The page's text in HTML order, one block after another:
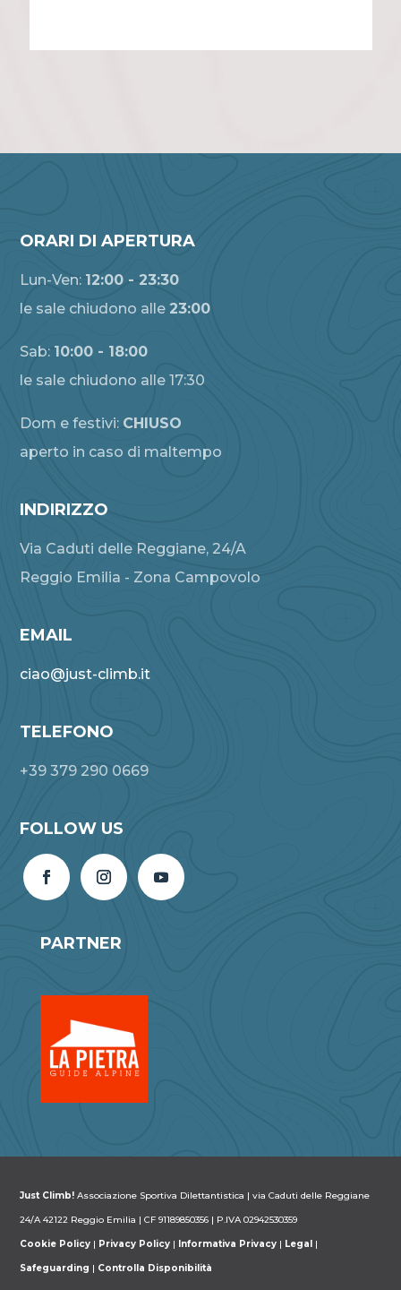
ORARI DI APERTURA
Lun-Ven: 12:00 - 23:30
le sale chiudono alle 23:00
Sab: 10:00 - 18:00
le sale chiudono alle 17:30
Dom e festivi: CHIUSO
aperto in caso di maltempo
INDIRIZZO
Via Caduti delle Reggiane, 24/A
Reggio Emilia - Zona Campovolo
EMAIL
ciao@just-climb.it
TELEFONO
+39 379 290 0669
FOLLOW US
PARTNER
Just Climb! Associazione Sportiva Dilettantistica | via Caduti delle Reggiane
24/A 42122 Reggio Emilia | CF 91189850356 | P.IVA 02942530359
Cookie Policy | Privacy Policy | Informativa Privacy | Legal |
Safeguarding | Controlla Disponibilità